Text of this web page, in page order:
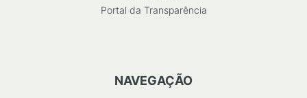
Portal da Transparência
NAVEGAÇÃO